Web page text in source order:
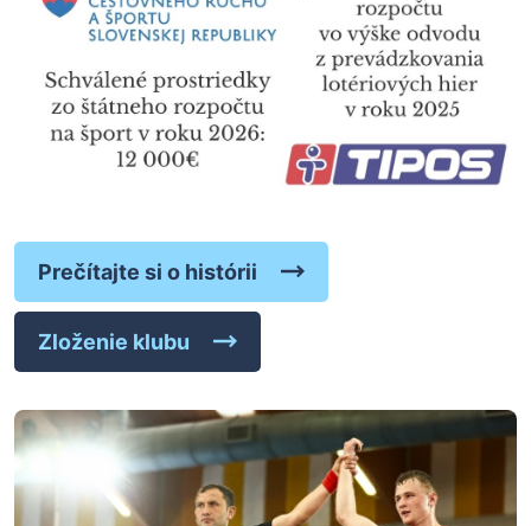
Prečítajte si o histórii
Zloženie klubu